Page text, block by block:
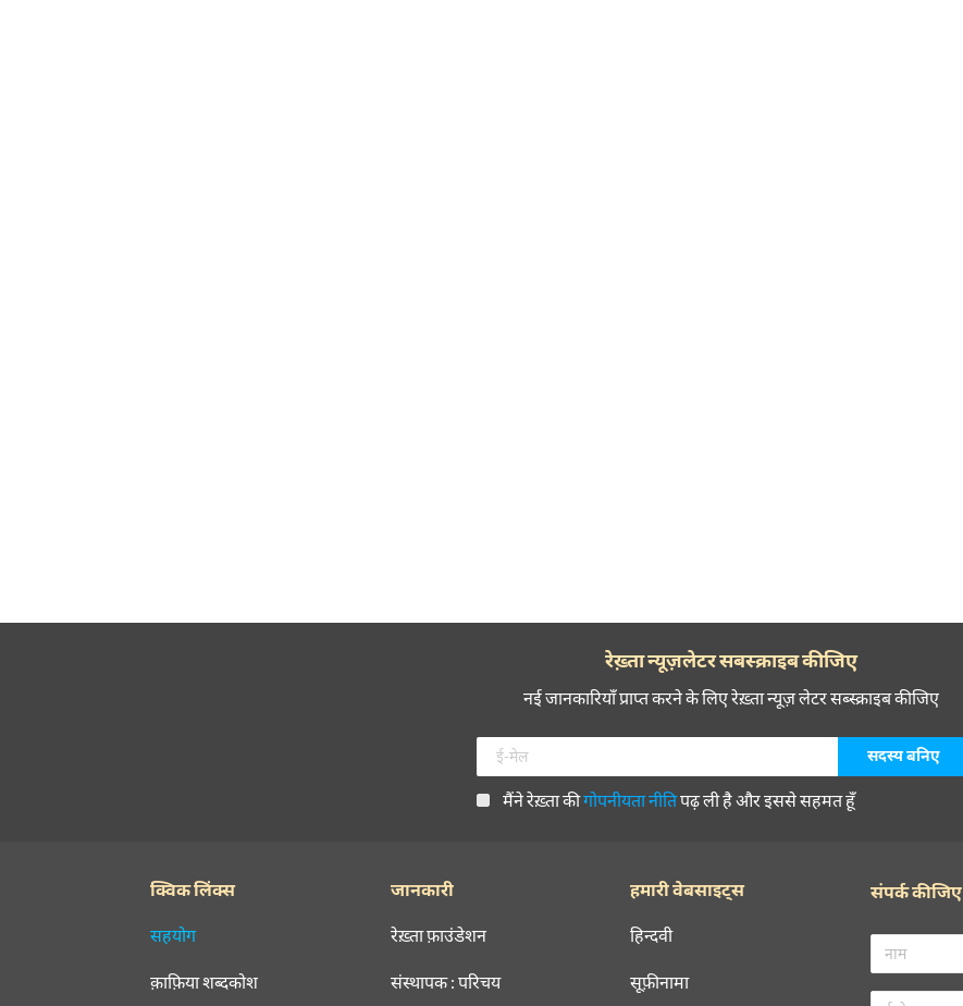
रेख़्ता न्यूज़लेटर सबस्क्राइब कीजिए
नई जानकारियाँ प्राप्त करने के लिए रेख़्ता न्यूज़ लेटर सब्स्क्राइब कीजिए
मैंने रेख़्ता कीगोपनीयता नीतिपढ़ ली है और इससे सहमत हूँ
क्विक लिंक्स
सहयोग
क़ाफ़िया शब्दकोश
जानकारी
रेख़्ता फ़ाउंडेशन
संस्थापक : परिचय
हमारी वेबसाइट्स
हिन्दवी
सूफ़ीनामा
संपर्क कीजिए